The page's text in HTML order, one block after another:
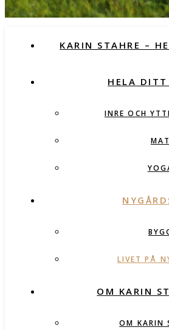
KARIN STAHRE –
HELA
INRE OCH
MAT
LIVET PÅ
OM KARIN
OM KARIN